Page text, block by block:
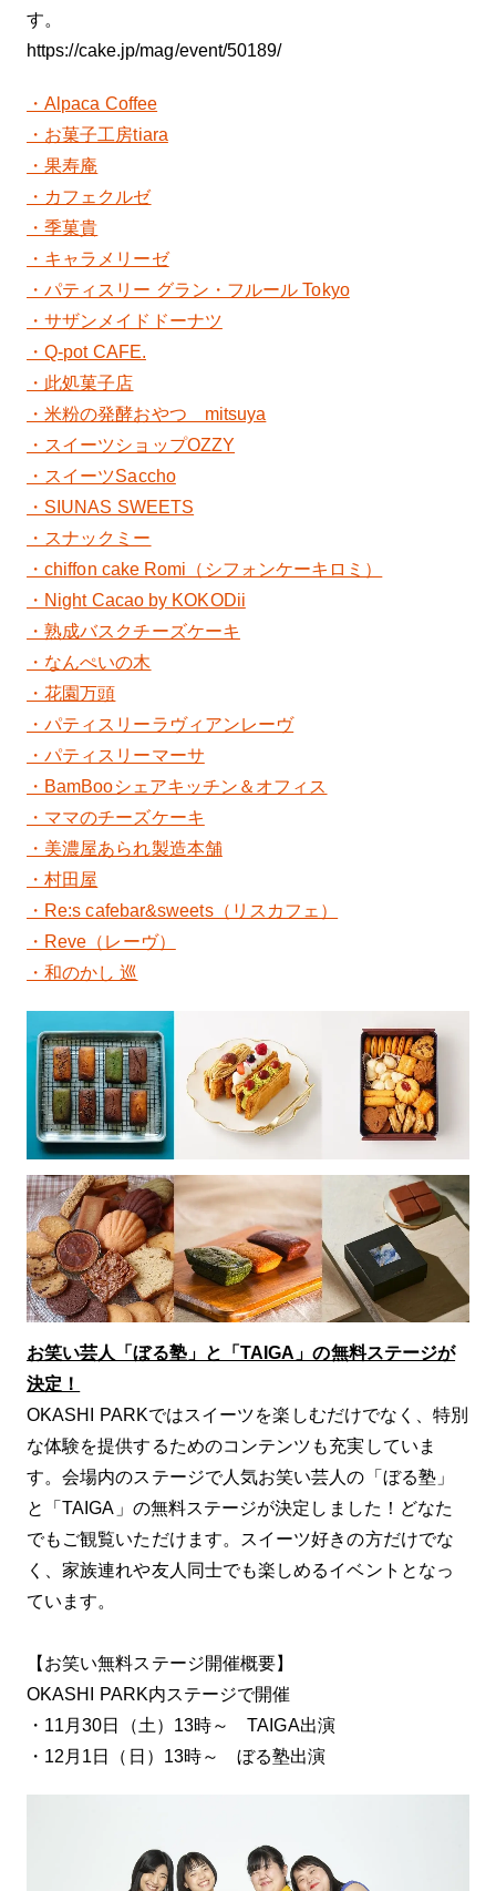
す。
https://cake.jp/mag/event/50189/
・Alpaca Coffee
・お菓子工房tiara
・果寿庵
・カフェクルゼ
・季菓貴
・キャラメリーゼ
・パティスリー グラン・フルール Tokyo
・サザンメイドドーナツ
・Q-pot CAFE.
・此処菓子店
・米粉の発酵おやつ mitsuya
・スイーツショップOZZY
・スイーツSaccho
・SIUNAS SWEETS
・スナックミー
・chiffon cake Romi（シフォンケーキロミ）
・Night Cacao by KOKODii
・熟成バスクチーズケーキ
・なんぺいの木
・花園万頭
・パティスリーラヴィアンレーヴ
・パティスリーマーサ
・BamBooシェアキッチン＆オフィス
・ママのチーズケーキ
・美濃屋あられ製造本舗
・村田屋
・Re:s cafebar&sweets（リスカフェ）
・Reve（レーヴ）
・和のかし 巡
お笑い芸人「ぼる塾」と「TAIGA」の無料ステージが
決定！
OKASHI PARKではスイーツを楽しむだけでなく、特別
な体験を提供するためのコンテンツも充実していま
す。会場内のステージで人気お笑い芸人の「ぼる塾」
と「TAIGA」の無料ステージが決定しました！どなた
でもご観覧いただけます。スイーツ好きの方だけでな
く、家族連れや友人同士でも楽しめるイベントとなっ
ています。
【お笑い無料ステージ開催概要】
OKASHI PARK内ステージで開催
・11月30日（土）13時～ TAIGA出演
・12月1日（日）13時～ ぼる塾出演